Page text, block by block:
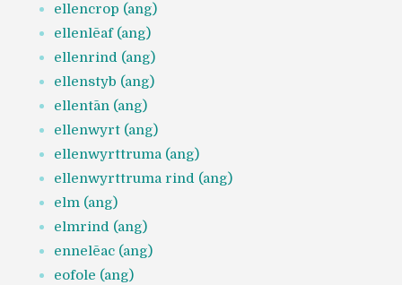
ellencrop (ang)
ellenlēaf (ang)
ellenrind (ang)
ellenstyb (ang)
ellentān (ang)
ellenwyrt (ang)
ellenwyrttruma (ang)
ellenwyrttruma rind (ang)
elm (ang)
elmrind (ang)
ennelēac (ang)
eofole (ang)